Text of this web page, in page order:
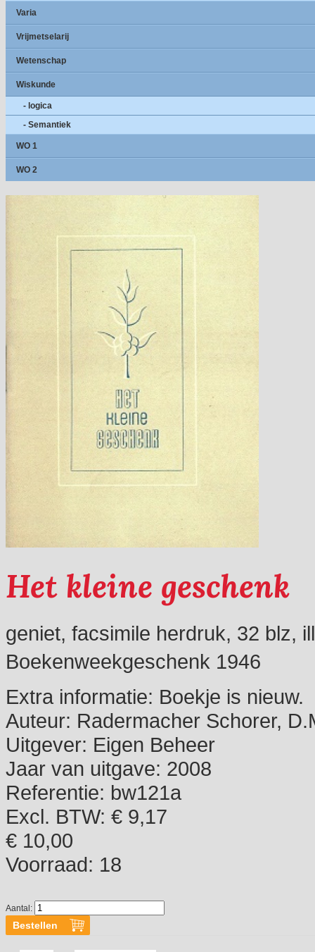
Varia
Vrijmetselarij
Wetenschap
Wiskunde
- logica
- Semantiek
WO 1
WO 2
Het kleine geschenk
geniet, facsimile herdruk, 32 blz,
Boekenweekgeschenk 1946
Extra informatie: Boekje is nieuw.
Auteur: Radermacher Schorer,
Uitgever: Eigen Beheer
Jaar van uitgave: 2008
Referentie: bw121a
Excl. BTW: € 9,17
€ 10,00
Voorraad: 18
Aantal: